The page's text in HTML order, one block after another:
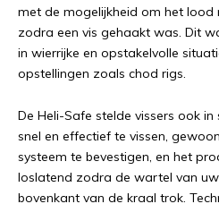
met de mogelijkheid om het lood
zodra een vis gehaakt was. Dit
in wierrijke en opstakelvolle
opstellingen zoals chod rigs.
De Heli-Safe stelde vissers ook
snel en effectief te vissen,
systeem te bevestigen, en het
loslatend zodra de wartel van
bovenkant van de kraal trok.